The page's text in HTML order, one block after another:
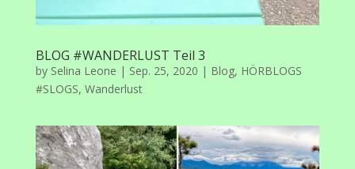
BLOG #WANDERLUST Teil 3
by Selina Leone | Sep. 25, 2020 | Blog, HÖRBLOGS
#SLOGS, Wanderlust